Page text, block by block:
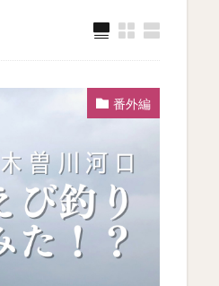
番外編